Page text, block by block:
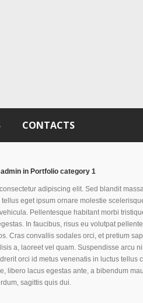
CONTACTS
admin in Portfolio category 1
adipiscing elit. Sed blandit
eget ipsum ornare molestie
Pellentesque habitant morbi
In faucibus, risus eu volutpat
Cras convallis sodales orci, et pretium
a, laoreet vel quam. Suspendisse arcu
orci id metus venenatis in luctus tellus
libero lacus egestas ante, a bibendum
sagittis quis dui.